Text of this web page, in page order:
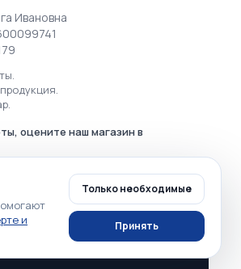
Ивановна
оцените наш магазин в
и
Только необходимые
Принять